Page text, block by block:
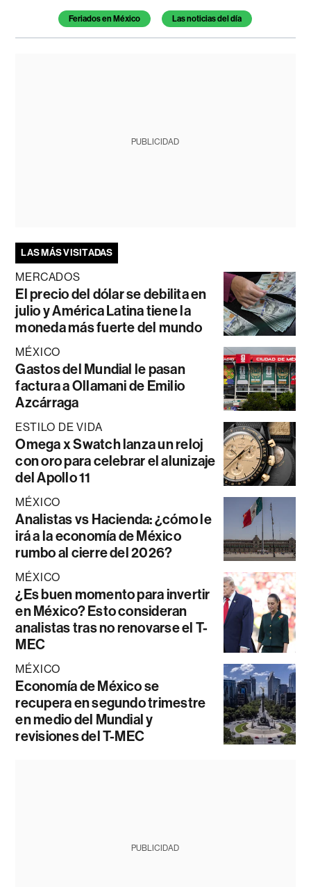
Feriados en México Las noticias del día
PUBLICIDAD
LAS MÁS VISITADAS
MERCADOS
El precio del dólar se debilita en
julio y América Latina tiene la
moneda más fuerte del mundo
MÉXICO
Gastos del Mundial le pasan
factura a Ollamani de Emilio
Azcárraga
ESTILO DE VIDA
Omega x Swatch lanza un reloj
con oro para celebrar el alunizaje
del Apollo 11
MÉXICO
Analistas vs Hacienda: ¿cómo le
irá a la economía de México
rumbo al cierre del 2026?
MÉXICO
¿Es buen momento para invertir
en México? Esto consideran
analistas tras no renovarse el T-
MEC
MÉXICO
Economía de México se
recupera en segundo trimestre
en medio del Mundial y
revisiones del T-MEC
PUBLICIDAD